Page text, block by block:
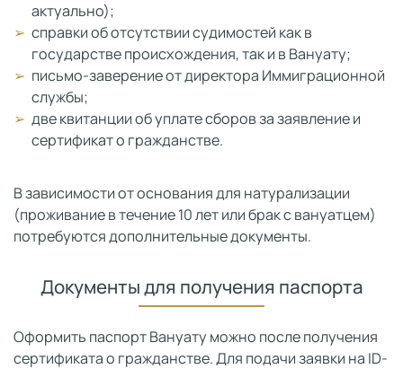
актуально);
справки об отсутствии судимостей как в
государстве происхождения, так и в Вануату;
письмо-заверение от директора Иммиграционной
службы;
две квитанции об уплате сборов за заявление и
сертификат о гражданстве.
В зависимости от основания для натурализации
(проживание в течение 10 лет или брак с вануатцем)
потребуются дополнительные документы.
Документы для получения паспорта
Оформить паспорт Вануату можно после получения
сертификата о гражданстве. Для подачи заявки на ID-